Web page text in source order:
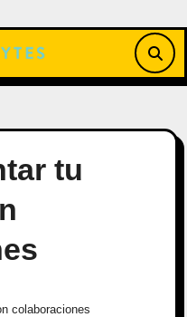
tu
colaboraciones